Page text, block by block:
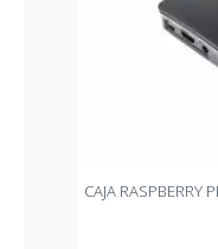
CAJA RASPBERRY